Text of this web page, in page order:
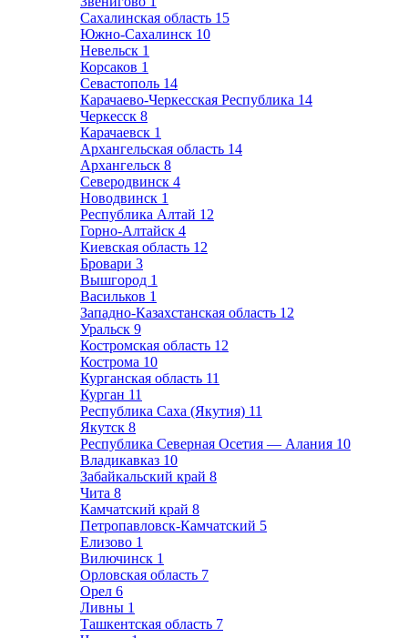
Сахалинская область 15
Южно-Сахалинск 10
Невельск 1
Корсаков 1
Севастополь 14
Карачаево-Черкесская Республика 14
Черкесск 8
Карачаевск 1
Архангельская область 14
Архангельск 8
Северодвинск 4
Новодвинск 1
Республика Алтай 12
Горно-Алтайск 4
Киевская область 12
Бровари 3
Вышгород 1
Васильков 1
Западно-Казахстанская область 12
Уральск 9
Костромская область 12
Кострома 10
Курганская область 11
Курган 11
Республика Саха (Якутия) 11
Якутск 8
Республика Северная Осетия — Алания 10
Владикавказ 10
Забайкальский край 8
Чита 8
Камчатский край 8
Петропавловск-Камчатский 5
Елизово 1
Вилючинск 1
Орловская область 7
Орел 6
Ливны 1
Ташкентская область 7